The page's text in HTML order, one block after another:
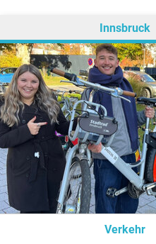
Innsbruck
Verkehr